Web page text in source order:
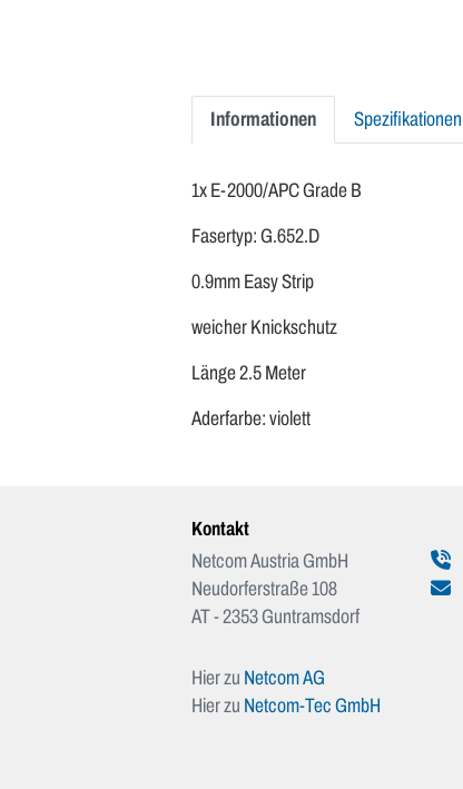
Informationen Spezifikationen
1x E-2000/APC Grade B
Fasertyp: G.652.D
0.9mm Easy Strip
weicher Knickschutz
Länge 2.5 Meter
Aderfarbe: violett
Kontakt
Netcom Austria GmbH
Neudorferstraße 108
AT - 2353 Guntramsdorf
Hier zu Netcom AG
Hier zu Netcom-Tec GmbH